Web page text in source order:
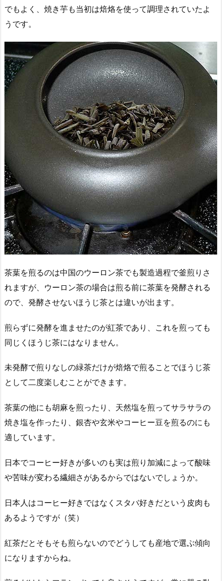
でもよく、焼き芋も当初は焙烙を使って調理されていたよ
うです。
茶葉を煎るのは中国のウーロン茶でも製造過程で釜煎りさ
れますが、ウーロン茶の場合は煎る前に茶葉を発酵される
ので、発酵させないほうじ茶とは違いが出ます。
煎らずに発酵を進ませたのが紅茶であり、これを煎っても
同じくほうじ茶にはなりません。
未発酵で煎りなしの緑茶だけが焙烙で煎ることでほうじ茶
として二度楽しむことができます。
茶葉の他にも胡麻を煎ったり、天然塩を煎ってサラサラの
焼き塩を作ったり、銀杏や玄米やコーヒー豆を煎るのにも
適しています。
日本でコーヒー好きが多いのも実は煎り加減によって酸味
や苦味が変わる繊細さがあるからではないでしょうか。
日本人はコーヒー好きではなくスタバ好きだという皮肉も
あるようですが（笑）
紅茶だとそもそも煎らないのでどうしても産地で選ぶ傾向
になりますからね。